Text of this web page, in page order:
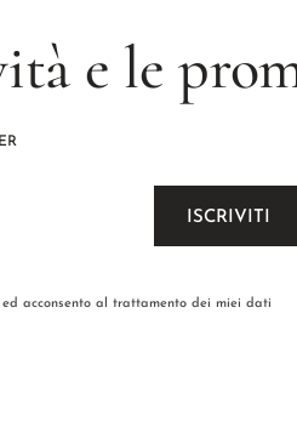
e le
acconsento al trattamento dei miei dati